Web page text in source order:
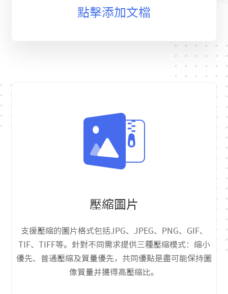
點擊添加文檔
壓縮圖片
支援壓縮的圖片格式包括JPG、JPEG、PNG、GIF、
TIF、TIFF等。針對不同需求提供三種壓縮模式：縮小
優先、普通壓縮及質量優先，共同優點是盡可能保持圖
像質量并獲得高壓縮比。